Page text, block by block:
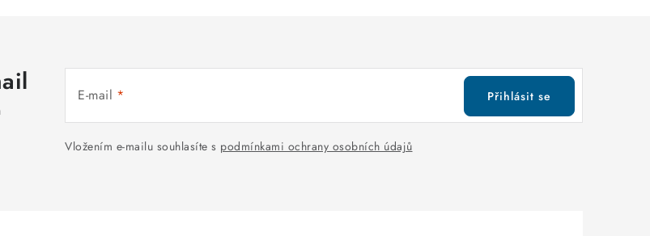
E-mail
Vložením e-mailu souhlasíte s podmínkami ochrany osobních údajů
Přihlásit se